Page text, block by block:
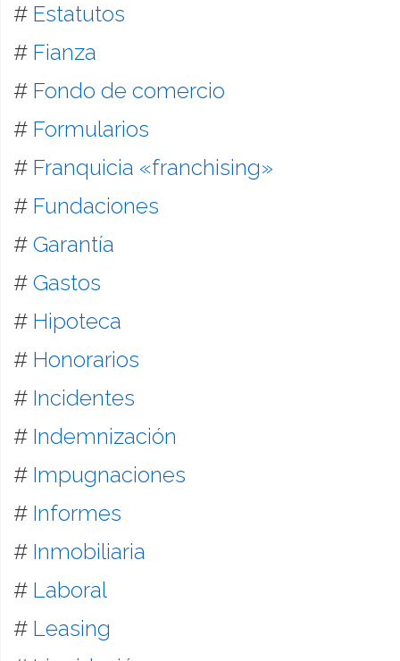
# Estatutos
# Fianza
# Fondo de comercio
# Formularios
# Franquicia «franchising»
# Fundaciones
# Garantía
# Gastos
# Hipoteca
# Honorarios
# Incidentes
# Indemnización
# Impugnaciones
# Informes
# Inmobiliaria
# Laboral
# Leasing